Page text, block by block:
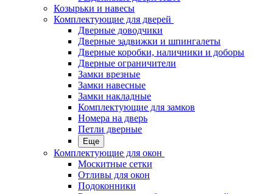
Козырьки и навесы
Комплектующие для дверей
Дверные доводчики
Дверные задвижки и шпингалеты
Дверные коробки, наличники и доборы
Дверные ограничители
Замки врезные
Замки навесные
Замки накладные
Комплектующие для замков
Номера на дверь
Петли дверные
Еще
Комплектующие для окон
Москитные сетки
Отливы для окон
Подоконники